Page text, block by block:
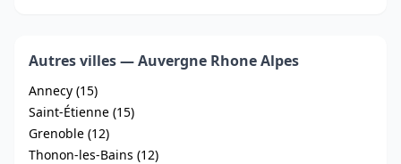
Autres villes — Auvergne Rhone Alpes
Annecy (15)
Saint-Étienne (15)
Grenoble (12)
Thonon-les-Bains (12)